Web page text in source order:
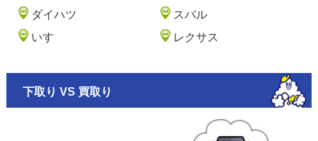
ダイハツ
スバル
いすゞ
レクサス
下取り VS 買取り